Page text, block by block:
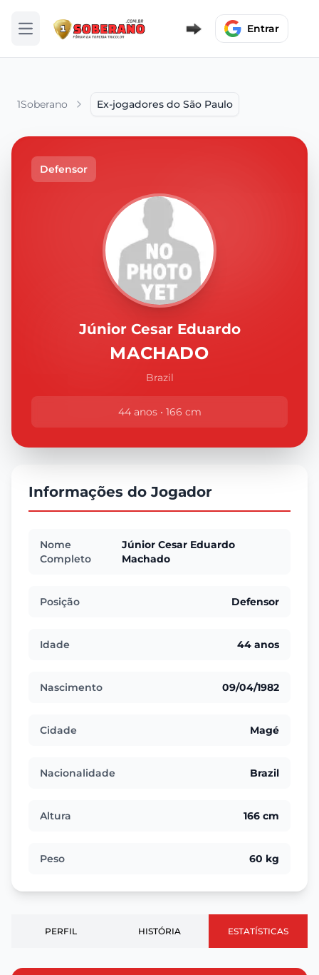
Abrir menu Entrar
1Soberano Ex-jogadores do São Paulo
Defensor
Júnior Cesar Eduardo
MACHADO
Brazil
44 anos • 166 cm
Informações do Jogador
Nome
Completo
Júnior Cesar Eduardo
Machado
Posição Defensor
Idade 44 anos
Nascimento 09/04/1982
Cidade Magé
Nacionalidade Brazil
Altura 166 cm
Peso 60 kg
PERFIL HISTÓRIA ESTATÍSTICAS